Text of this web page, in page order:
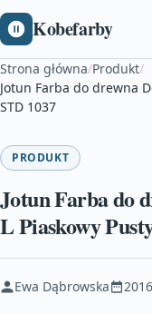
Kobefarby
Strona główna/Produkt/
Jotun Farba do drewna
STD 1037
PRODUKT
Jotun Farba do
L Piaskowy
Ewa Dąbrowska